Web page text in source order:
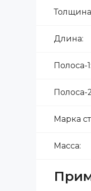
Длина:
Полоса-1:
Полоса-
Марка
Масса: